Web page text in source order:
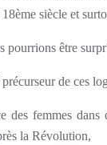
siècle et
pourrions être
de ces
des femmes dans
la Révolution,